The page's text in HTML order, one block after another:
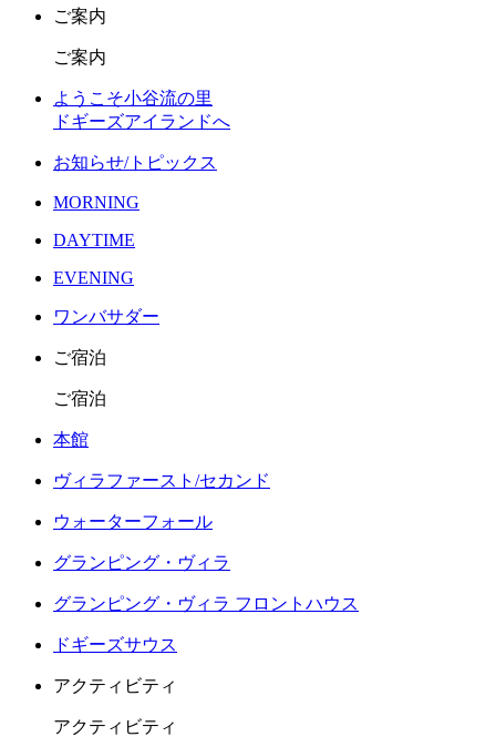
ご案内
ご案内
ようこそ小谷流の里
ドギーズアイランドへ
お知らせ/トピックス
MORNING
DAYTIME
EVENING
ワンバサダー
ご宿泊
ご宿泊
本館
ヴィラファースト/セカンド
ウォーターフォール
グランピング・ヴィラ
グランピング・ヴィラ フロントハウス
ドギーズサウス
アクティビティ
アクティビティ